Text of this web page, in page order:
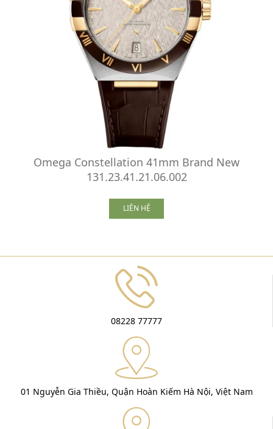
Omega Constellation 41mm Brand New
131.23.41.21.06.002
LIÊN HỆ
08228 77777
01 Nguyễn Gia Thiều, Quận Hoàn Kiếm Hà Nội, Việt Nam